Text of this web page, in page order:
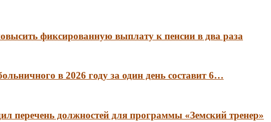
фиксированную выплату к пенсии в два раза
в 2026 году за один день составит 6…
перечень должностей для программы «Земский тренер»